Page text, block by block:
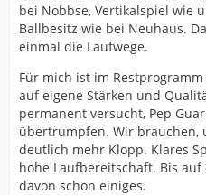
bei Nobbse, Vertikalspiel wie
Ballbesitz wie bei Neuhaus.
einmal die Laufwege.
Für mich ist im
auf eigene Stärken und
permanent versucht, Pep
übertrumpfen. Wir brauchen,
deutlich mehr Klopp. Klares
hohe Laufbereitschaft. Bis
davon schon einiges.